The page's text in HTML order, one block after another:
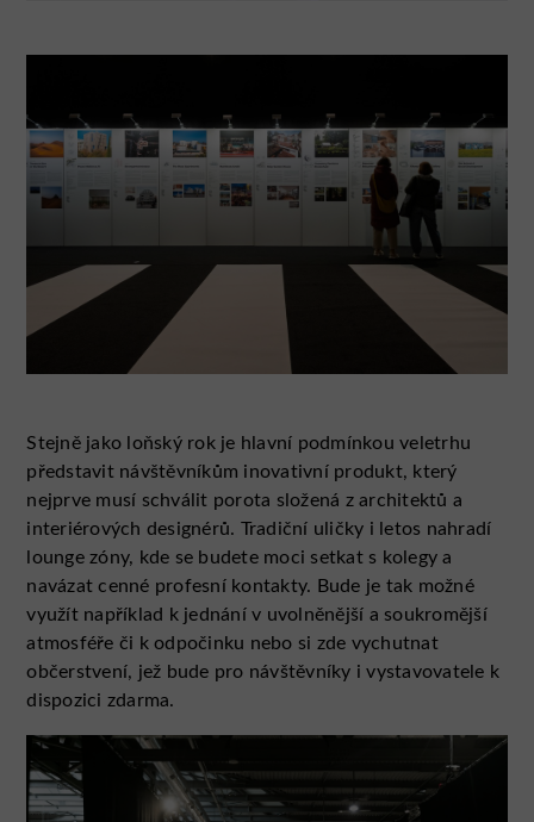
Stejně jako loňský rok je hlavní podmínkou veletrhu
představit návštěvníkům inovativní produkt, který
nejprve musí schválit porota složená z architektů a
interiérových designérů. Tradiční uličky i letos nahradí
lounge zóny, kde se budete moci setkat s kolegy a
navázat cenné profesní kontakty. Bude je tak možné
využít například k jednání v uvolněnější a soukromější
atmosféře či k odpočinku nebo si zde vychutnat
občerstvení, jež bude pro návštěvníky i vystavovatele k
dispozici zdarma.